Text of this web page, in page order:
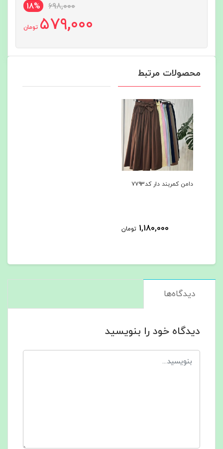
698,000
18%
579,000 تومان
محصولات مرتبط
دامن کمربند دار کد۷۷۹۳
1,180,000 تومان
دیدگاه‌ها
دیدگاه خود را بنویسید